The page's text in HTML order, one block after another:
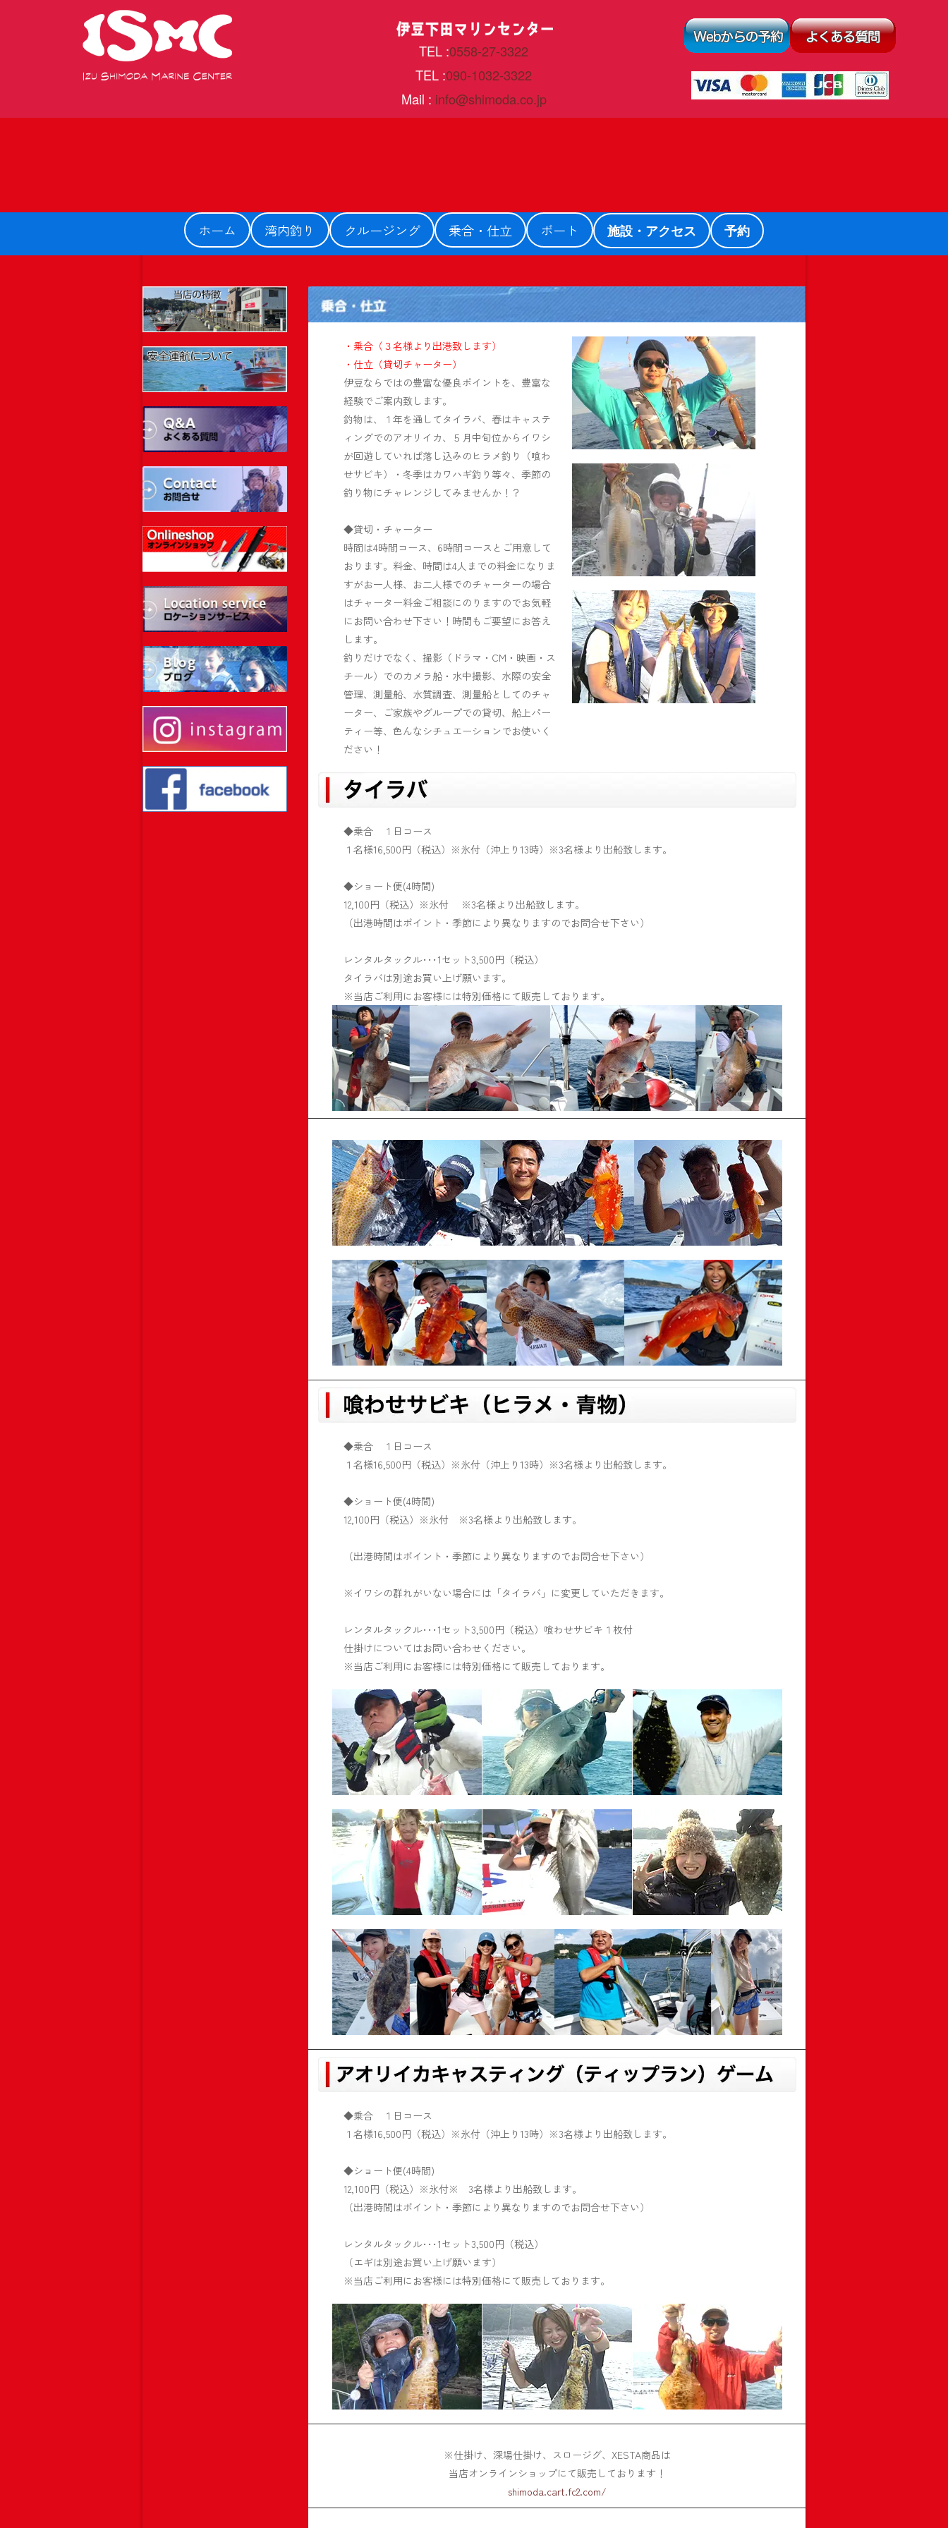
TEL :0558-27-3322
TEL :090-1032-3322
Mail : info@shimoda.co.jp
ホーム 湾内釣り クルージング 乗合・仕立 ボート 施設・アクセス 予約
・乗合（３名様より出港致します）
・仕立（貸切チャーター）
伊豆ならではの豊富な優良ポイントを、豊富な
経験でご案内致します。
釣物は、１年を通してタイラバ、春はキャステ
ィングでのアオリイカ、５月中旬位からイワシ
が回遊していれば落し込みのヒラメ釣り（喰わ
せサビキ）・冬季はカワハギ釣り等々、季節の
釣り物にチャレンジしてみませんか！？
◆貸切・チャーター
時間は4時間コース、 6時間コースとご用意して
おります。料金、時間は4人までの料金になりま
すがお一人様、お二人様でのチャーターの場合
はチャーター料金ご相談にのりますのでお気軽
にお問い合わせ下さい！時間もご要望にお答え
します。
釣りだけでなく、撮影（ドラマ・ CM ・映画・ス
チール）でのカメラ船・水中撮影、水際の安全
管理、測量船、水質調査、測量船としてのチャ
ーター、ご家族やグループでの貸切、船上パー
ティー等、色んなシチュエーションでお使いく
ださい！
◆乗合 １日コース
１名様16,500円（税込） ※氷付（沖上り 13時）※3名様より出船致します。
◆ショート便(4時間)
12,100円（税込） ※氷付 ※3名様より出船致します。
（出港時間はポイント・季節により異なりますのでお問合せ下さい）
レンタルタックル･･･ 1セット3,500円（税込）
タイラバは別途お買い上げ願います。
※当店ご利用にお客様には特別価格にて販売しております。
◆乗合 １日コース
１名様16,500円（税込）※氷付（沖上り13時）※3名様より出船致します。
◆ショート便(4時間)
12,100円（税込）※氷付 ※3名様より出船致します。
（出港時間はポイント・季節により異なりますのでお問合せ下さい）
※イワシの群れがいない場合には「タイラバ」に変更していただきます。
レンタルタックル･･･1セット3,500円（税込）喰わせサビキ１枚付
仕掛けについてはお問い合わせください。
※当店ご利用にお客様には特別価格にて販売しております。
◆乗合 １日コース
１名様16,500円（税込）※氷付（沖上り13時）※3名様より出船致します。
◆ショート便(4時間)
12,100円（税込）※氷付※ 3名様より出船致します。
（出港時間はポイント・季節により異なりますのでお問合せ下さい）
レンタルタックル･･･1セット3,500円（税込）
（エギは別途お買い上げ願います）
※当店ご利用にお客様には特別価格にて販売しております。
※仕掛け、深場仕掛け、スロージグ、XESTA商品は
当店オンラインショップにて販売しております！
shimoda.cart.fc2.com/